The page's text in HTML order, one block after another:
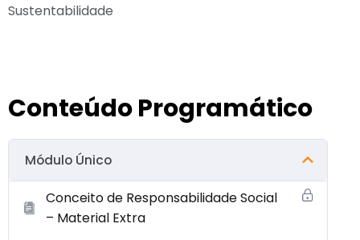
Sustentabilidade
Conteúdo Programático
Módulo Único
Conceito de Responsabilidade Social
– Material Extra